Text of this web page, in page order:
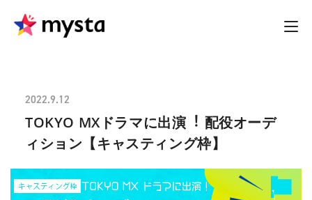
2022.9.12
TOKYO MXドラマに出演︕ 配役オーデ
ィション【キャスティング枠】